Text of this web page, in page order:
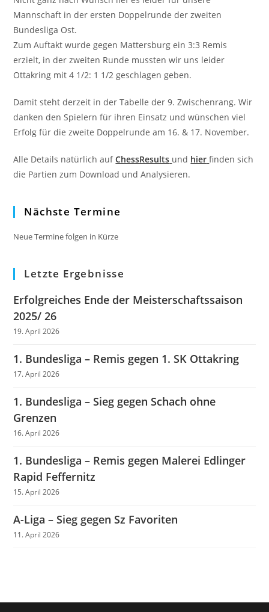
Mannschaft in der ersten Doppelrunde der zweiten
Bundesliga Ost.
Zum Auftakt wurde gegen Mattersburg ein 3:3 Remis
erzielt, in der zweiten Runde mussten wir uns leider
Ottakring mit 4 1/2: 1 1/2 geschlagen geben.
Damit steht derzeit in der Tabelle der 9. Zwischenrang. Wir
danken den Spielern für ihren Einsatz und wünschen viel
Erfolg für die zweite Doppelrunde am 16. & 17. November.
Alle Details natürlich aufChessResults und hier finden sich
die Partien zum Download und Analysieren.
Nächste Termine
Neue Termine folgen in Kürze
Letzte Ergebnisse
Erfolgreiches Ende der Meisterschaftssaison
2025/ 26
19. April 2026
1. Bundesliga – Remis gegen 1. SK Ottakring
17. April 2026
1. Bundesliga – Sieg gegen Schach ohne
Grenzen
16. April 2026
1. Bundesliga – Remis gegen Malerei Edlinger
Rapid Feffernitz
15. April 2026
A-Liga – Sieg gegen Sz Favoriten
11. April 2026